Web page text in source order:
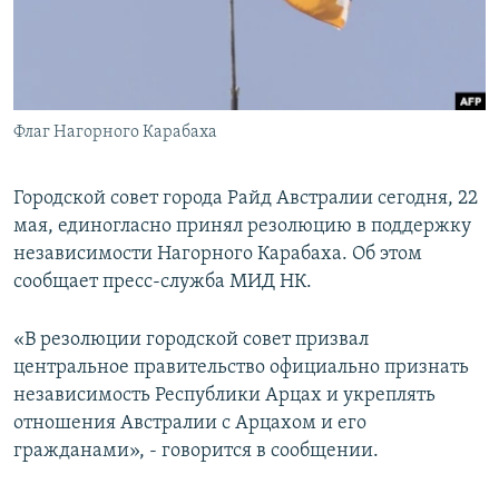
Русский
Флаг Нагорного Карабаха
Городской совет города Райд Австралии сегодня, 22
мая, единогласно принял резолюцию в поддержку
независимости Нагорного Карабаха. Об этом
сообщает пресс-служба МИД НК.
«В резолюции городской совет призвал
центральное правительство официально признать
независимость Республики Арцах и укреплять
отношения Австралии с Арцахом и его
гражданами», - говорится в сообщении.